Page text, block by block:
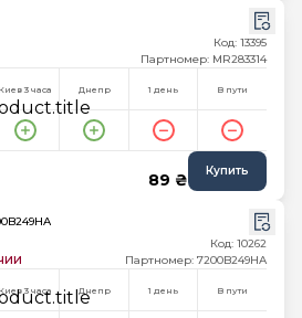
Код: 13395
Партномер: MR283314
Киев 3 часа Днепр 1 день В пути
89 ₴ Купить
Код: 10262
Партномер: 7200B249HA
Киев 3 часа Днепр 1 день В пути